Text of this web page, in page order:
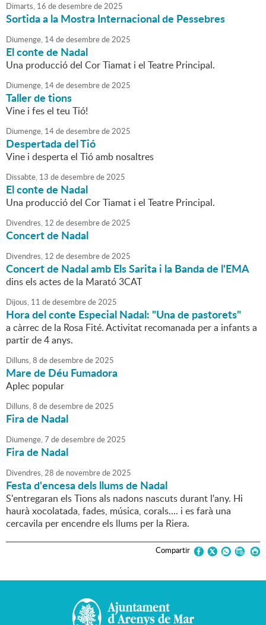
Dimarts, 16 dedesembrede2025
Sortida a la Mostra Internacional de Pessebres
Diumenge, 14dedesembrede2025
El conte de Nadal
Una producció del Cor Tiamat i el Teatre Principal.
Diumenge, 14dedesembrede2025
Taller de tions
Vine i fes el teu Tió!
Diumenge, 14dedesembrede2025
Despertada del Tió
Vine i desperta el Tió amb nosaltres
Dissabte, 13 dedesembrede2025
El conte de Nadal
Una producció del Cor Tiamat i el Teatre Principal.
Divendres, 12 dedesembrede2025
Concert de Nadal
Divendres, 12 dedesembrede2025
Concert de Nadal amb Els Sarita i la Banda de l'EMA
dins els actes de la Marató 3CAT
Dijous, 11 dedesembrede2025
Hora del conte Especial Nadal: "Una de pastorets"
a càrrec de la Rosa Fité. Activitat recomanada per a infants a
partir de 4 anys.
Dilluns,8 dedesembrede2025
Mare de Déu Fumadora
Aplec popular
Dilluns,8 dedesembrede2025
Fira de Nadal
Diumenge,7 dedesembrede2025
Fira de Nadal
Divendres,28 de novembrede2025
Festa d'encesa dels llums de Nadal
S'entregaran els Tions als nadons nascuts durant l'any. Hi
haurà xocolatada, fades, música, corals.... i es farà una
cercavila per encendre els llums per la Riera.
Compartir